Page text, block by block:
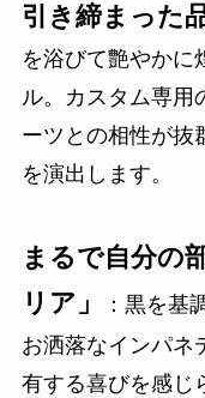
引き締まった
を浴びて艶やかに
ル。カスタム専用
ーツとの相性が抜
を演出します。
まるで自分の
リア」
：黒を基
お洒落なインパネ
有する喜びを感じ